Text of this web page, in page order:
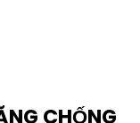
CHỐNG